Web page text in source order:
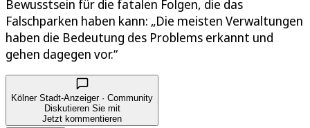
Bewusstsein für die fatalen Folgen, die das
Falschparken haben kann: „Die meisten Verwaltungen
haben die Bedeutung des Problems erkannt und
gehen dagegen vor.“
Kölner Stadt-Anzeiger · Community
Diskutieren Sie mit
Jetzt kommentieren